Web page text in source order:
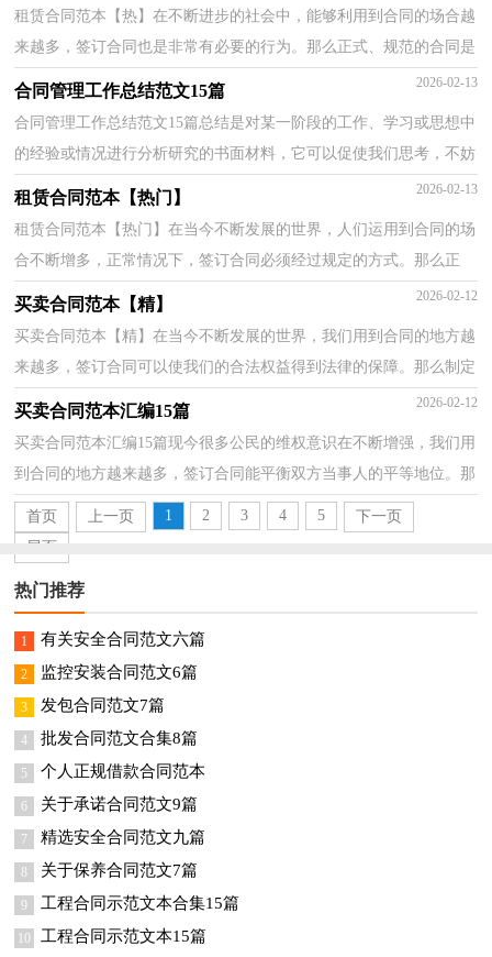
租赁合同范本【热】在不断进步的社会中，能够利用到合同的场合越
来越多，签订合同也是非常有必要的行为。那么正式、规范的合同是
什么样的呢？以下是小编收集整理的租赁合同范本，欢...
合同管理工作总结范文15篇 2026-02-13
合同管理工作总结范文15篇总结是对某一阶段的工作、学习或思想中
的经验或情况进行分析研究的书面材料，它可以促使我们思考，不妨
坐下来好好写写总结吧。你想知道总结怎么写吗？下...
租赁合同范本【热门】 2026-02-13
租赁合同范本【热门】在当今不断发展的世界，人们运用到合同的场
合不断增多，正常情况下，签订合同必须经过规定的方式。那么正
式、规范的合同是什么样的呢？以下是小编为大家收集的...
买卖合同范本【精】 2026-02-12
买卖合同范本【精】在当今不断发展的世界，我们用到合同的地方越
来越多，签订合同可以使我们的合法权益得到法律的保障。那么制定
合同书有什么需要注意的呢？以下是小编精心整理的...
买卖合同范本汇编15篇 2026-02-12
买卖合同范本汇编15篇现今很多公民的维权意识在不断增强，我们用
到合同的地方越来越多，签订合同能平衡双方当事人的平等地位。那
么常见的合同书是什么样的呢？以下是小编收集整理...
首页 上一页 1 2 3 4 5
下一页
尾页
热门推荐
1 有关安全合同范文六篇
2 监控安装合同范文6篇
3 发包合同范文7篇
4 批发合同范文合集8篇
5 个人正规借款合同范本
6 关于承诺合同范文9篇
7 精选安全合同范文九篇
8 关于保养合同范文7篇
9 工程合同示范文本合集15篇
10 工程合同示范文本15篇